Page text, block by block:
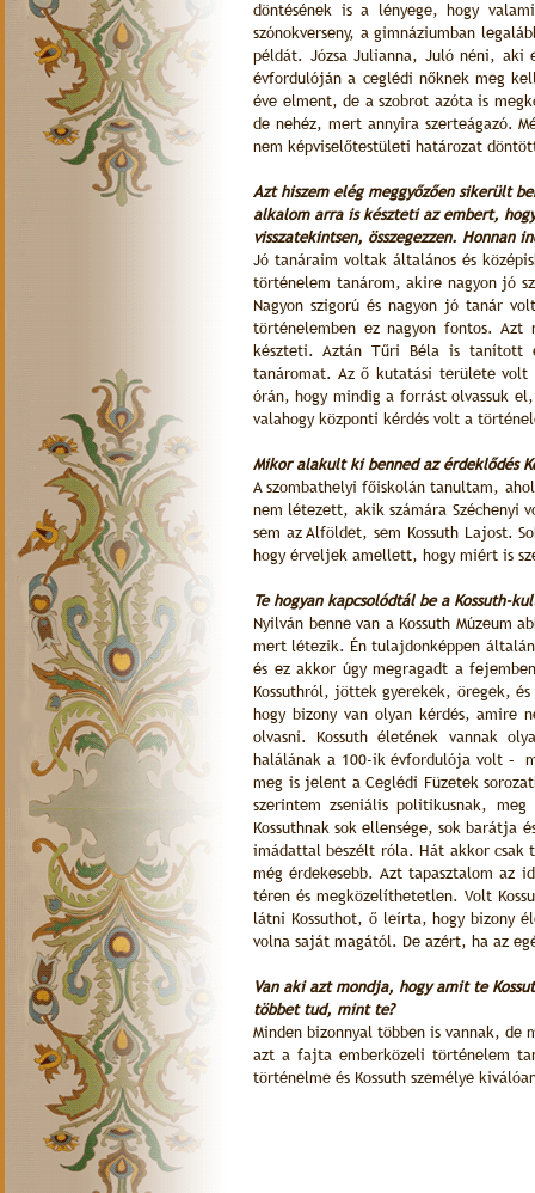
döntésének is a lényege, hogy
szónokverseny, a gimnáziumban
példát. Józsa Julianna, Juló néni, aki
évfordulóján a ceglédi nőknek meg
éve elment, de a szobrot azóta is
de nehéz, mert annyira szerteágazó.
nem képviselőtestületi határozat
Azt hiszem elég meggyőzően sikerült
alkalom arra is készteti az embert, hogy
visszatekintsen, összegezzen. Honnan
Jó tanáraim voltak általános és
történelem tanárom, akire nagyon jó
Nagyon szigorú és nagyon jó tanár
történelemben ez nagyon fontos.
készteti. Aztán Tűri Béla is tanított
tanáromat. Az ő kutatási területe
órán, hogy mindig a forrást olvassuk
valahogy központi kérdés volt a
Mikor alakult ki benned az érdeklődés
A szombathelyi főiskolán tanultam,
nem létezett, akik számára Széchenyi
sem az Alföldet, sem Kossuth Lajost.
hogy érveljek amellett, hogy miért is
Te hogyan kapcsolódtál be a Kossuth-
Nyilván benne van a Kossuth Múzeum
mert létezik. Én tulajdonképpen
és ez akkor úgy megragadt a
Kossuthról, jöttek gyerekek, öregek,
hogy bizony van olyan kérdés, amire
olvasni. Kossuth életének vannak
halálának a 100-ik évfordulója volt –
meg is jelent a Ceglédi Füzetek
szerintem zseniális politikusnak,
Kossuthnak sok ellensége, sok barátja
imádattal beszélt róla. Hát akkor csak
még érdekesebb. Azt tapasztalom az
téren és megközelíthetetlen. Volt
látni Kossuthot, ő leírta, hogy bizony
volna saját magától. De azért, ha az
Vanaki azt mondja, hogy amit te
többet tud, mint te?
Minden bizonnyal többen is vannak,
azt a fajta emberközeli történelem
történelme és Kossuth személye